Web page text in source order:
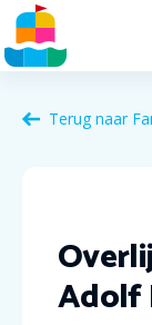
Terug naar
Adolf